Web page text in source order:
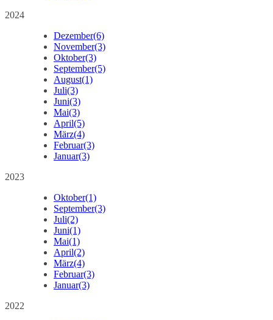
2024
Dezember(6)
November(3)
Oktober(3)
September(5)
August(1)
Juli(3)
Juni(3)
Mai(3)
April(5)
März(4)
Februar(3)
Januar(3)
2023
Oktober(1)
September(3)
Juli(2)
Juni(1)
Mai(1)
April(2)
März(4)
Februar(3)
Januar(3)
2022